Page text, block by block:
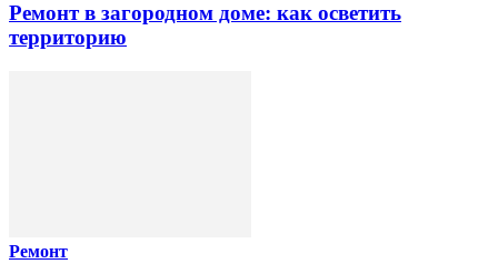
Ремонт в загородном доме: как осветить
территорию
Ремонт